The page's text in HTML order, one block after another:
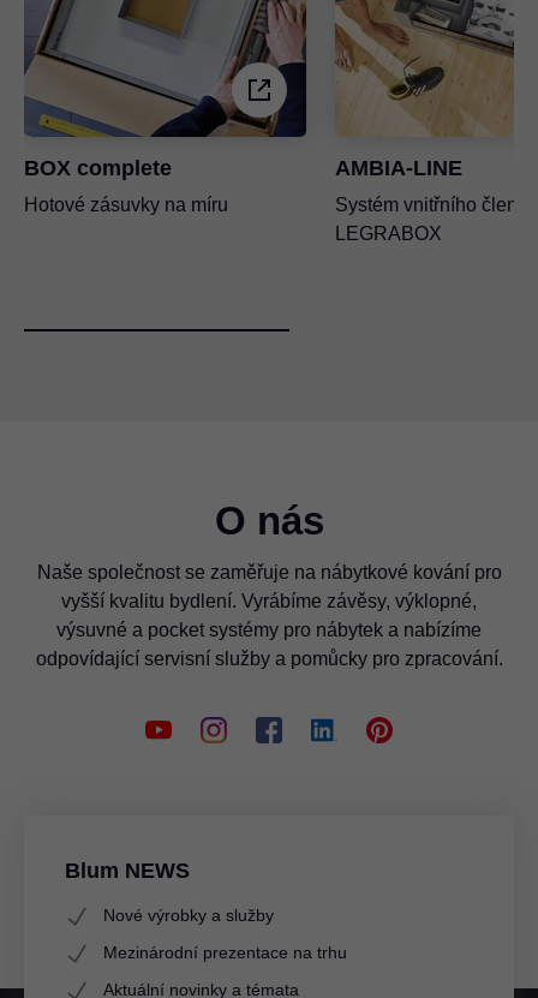
BOX complete
Hotové zásuvky na míru
AMBIA-LINE
Systém vnitřního
LEGRABOX
O nás
Naše společnost se zaměřuje na nábytkové kování pro
vyšší kvalitu bydlení. Vyrábíme závěsy, výklopné,
výsuvné a pocket systémy pro nábytek a nabízíme
odpovídající servisní služby a pomůcky pro zpracování.
Blum NEWS
Nové výrobky a služby
Mezinárodní prezentace na trhu
Aktuální novinky a témata